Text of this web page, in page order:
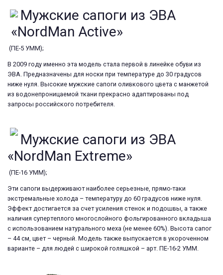
Мужские сапоги из ЭВА
«NordMan Active»
(ПЕ-5 УММ);
В 2009 году именно эта модель стала первой в линейке обуви из
ЭВА. Предназначены для носки при температуре до 30 градусов
ниже нуля. Высокие мужские сапоги оливкового цвета с манжетой
из водонепроницаемой ткани прекрасно адаптированы под
запросы российского потребителя.
Мужские сапоги из ЭВА
«NordMan Extreme»
(ПЕ-16 УММ);
Эти сапоги выдерживают наиболее серьезные, прямо-таки
экстремальные холода – температуру до 60 градусов ниже нуля.
Эффект достигается за счет усиления стенок и подошвы, а также
наличия супертеплого многослойного фольгированного вкладыша
с использованием натурального меха (не менее 60%). Высота сапог
– 44 см, цвет – черный. Модель также выпускается в укороченном
варианте – для людей с широкой голяшкой – арт. ПЕ-16-2 УММ.